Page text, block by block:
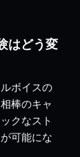
はどう変
ボイスの
棒のキャ
クなスト
可能にな